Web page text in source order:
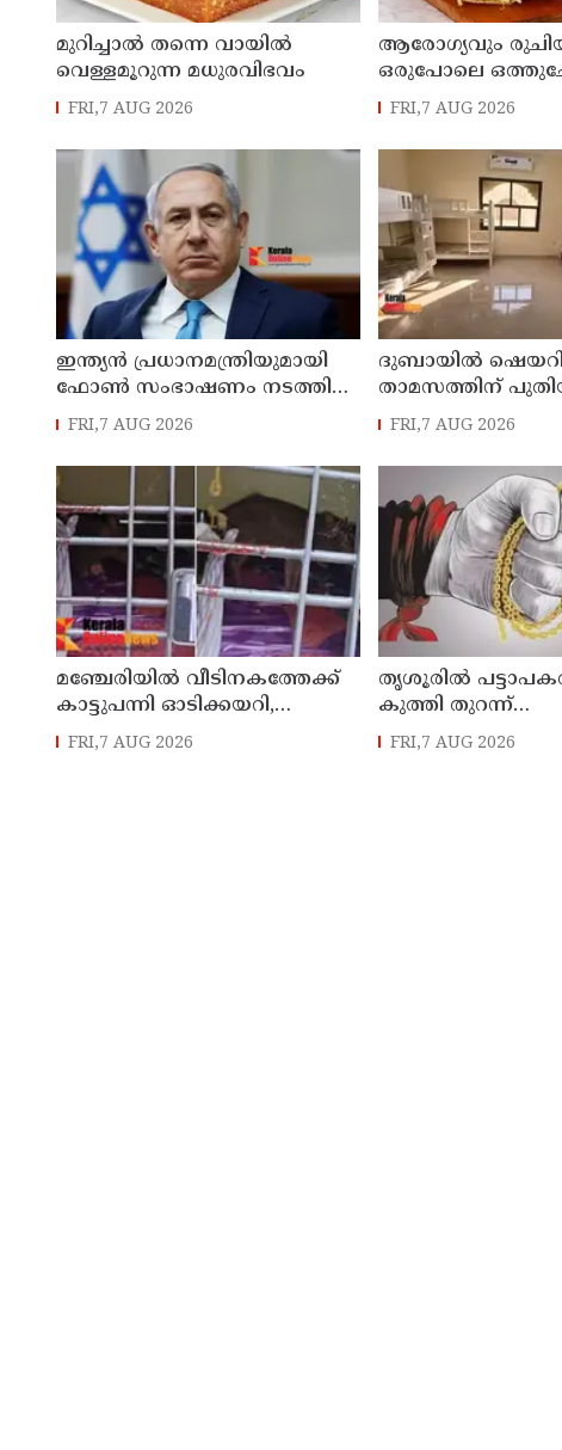
മുറിച്ചാൽ തന്നെ വായിൽ
വെള്ളമൂറുന്ന മധുരവിഭവം
FRI,7 AUG 2026
ആരോഗ്യവും
ഒരുപോലെ
ഹെൽത്തി ചിക്കൻ
റോൾ റെസിപ്പി
FRI,7 AUG 2026
ഇന്ത്യൻ പ്രധാനമന്ത്രിയുമായി
ഫോൺ സംഭാഷണം നടത്തി
ഇസ്രായേൽ പ്രധാനമന്ത്രി
FRI,7 AUG 2026
ദുബായില്‍
താമസത്തിന്
മാസം
FRI,7 AUG 2026
മഞ്ചേരിയിൽ വീടിനകത്തേക്ക്
കാട്ടുപന്നി ഓടിക്കയറി,
രണ്ടരവയസ്സുകാരി രക്ഷപ്പെട്ടത്
തലനാരിഴക്ക്
FRI,7 AUG 2026
തൃശൂരിൽ
കുത്തി തുറന്ന്
കവർന്നു
FRI,7 AUG 2026